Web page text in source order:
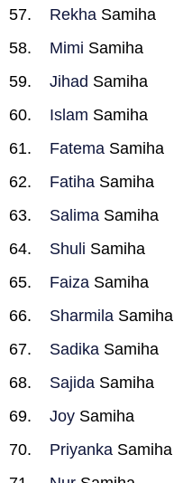
Rekha Samiha
Mimi Samiha
Jihad Samiha
Islam Samiha
Fatema Samiha
Fatiha Samiha
Salima Samiha
Shuli Samiha
Faiza Samiha
Sharmila Samiha
Sadika Samiha
Sajida Samiha
Joy Samiha
Priyanka Samiha